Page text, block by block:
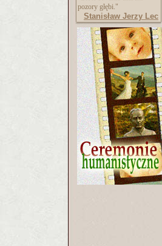
pozory głębi."
Stanisław Jerzy Lec